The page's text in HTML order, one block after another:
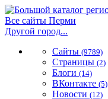
Все сайты Перми
Другой город...
Сайты (9789)
Страницы (2)
Блоги (14)
ВКонтакте (5)
Новости (12)